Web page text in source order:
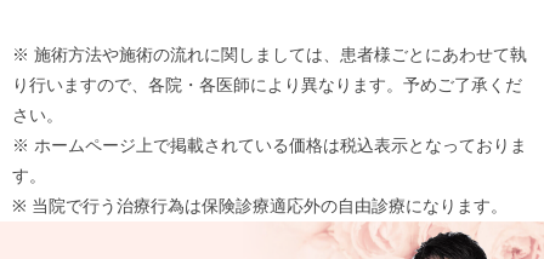
※ 施術方法や施術の流れに関しましては、患者様ごとにあわせて執
り行いますので、各院・各医師により異なります。予めご了承くだ
さい。
※ ホームページ上で掲載されている価格は税込表示となっておりま
す。
※ 当院で行う治療行為は保険診療適応外の自由診療になります。